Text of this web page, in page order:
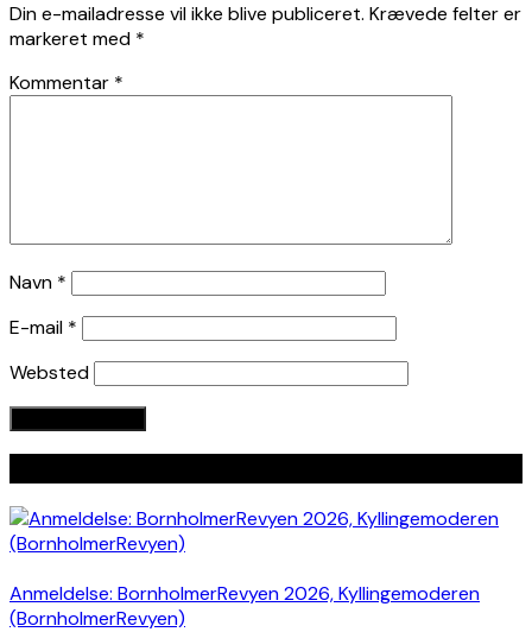
Din e-mailadresse vil ikke blive publiceret. Krævede felter er
markeret med *
Kommentar *
Navn *
E-mail *
Websted
Anmeldelse: BornholmerRevyen 2026, Kyllingemoderen
(BornholmerRevyen)